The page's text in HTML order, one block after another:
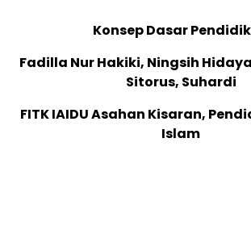
Konsep Dasar
Fadilla Nur Hakiki, Ningsih
Sitorus, Suhardi
FITK IAIDU Asahan Kisaran,
Islam